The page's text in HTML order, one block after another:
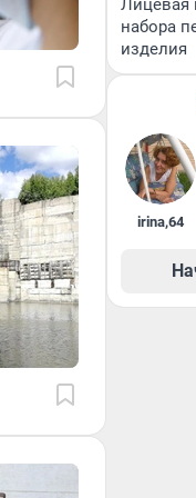
Лицевая
набора
изделия
irina,64